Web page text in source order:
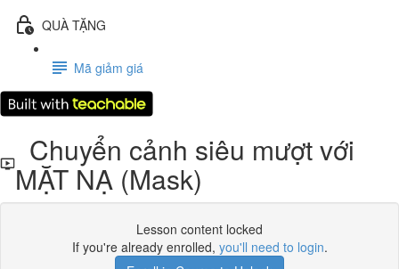
QUÀ TẶNG
Mã giảm giá
Chuyển cảnh siêu mượt với
MẶT NẠ (Mask)
Lesson content locked
If you're already enrolled, you'll need to login.